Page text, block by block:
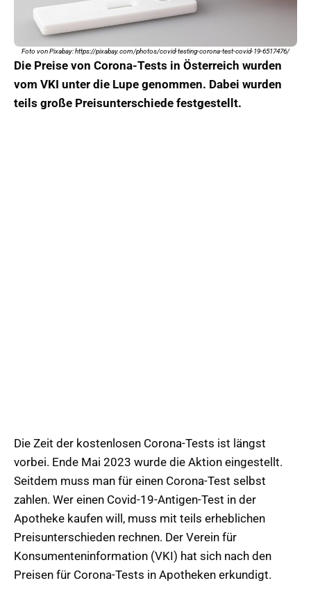
Foto von Pixabay: https://pixabay.com/photos/covid-testing-corona-test-covid-19-6517476/
Die Preise von Corona-Tests in Österreich wurden
vom VKI unter die Lupe genommen. Dabei wurden
teils große Preisunterschiede festgestellt.
Die Zeit der kostenlosen Corona-Tests ist längst
vorbei. Ende Mai 2023 wurde die Aktion eingestellt.
Seitdem muss man für einen Corona-Test selbst
zahlen. Wer einen Covid-19-Antigen-Test in der
Apotheke kaufen will, muss mit teils erheblichen
Preisunterschieden rechnen. Der Verein für
Konsumenteninformation (VKI) hat sich nach den
Preisen für Corona-Tests in Apotheken erkundigt.